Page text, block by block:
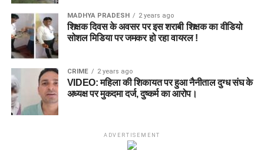
MADHYA PRADESH 2 years ago
शिक्षक दिवस के अवसर पर इस शराबी शिक्षक का वीडियो
सोशल मिडिया पर जमकर हो रहा वायरल !
CRIME 2 years ago
VIDEO: महिला की शिकायत पर हुआ नैनीताल दुग्ध संघ के
अध्यक्ष पर मुकदमा दर्ज, दुष्कर्म का आरोप।
ADVERTISEMENT